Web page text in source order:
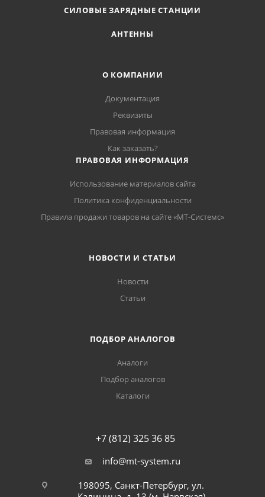
СИЛОВЫЕ ЗАРЯДНЫЕ СТАНЦИИ
АНТЕННЫ
О КОМПАНИИ
Документация
Реквизиты
Правовая информация
Как заказать?
ПРАВОВАЯ ИНФОРМАЦИЯ
Использование материалов сайта
Политика конфиденциальности
Правила продажи товаров на сайте «МТ-Системс»
НОВОСТИ И СТАТЬИ
Новости
Статьи
ПОДБОР АНАЛОГОВ
Аналоги
Подбор аналогов
Каталоги
+7 (812) 325 36 85
info@mt-system.ru
198095, Санкт-Петербург, ул.